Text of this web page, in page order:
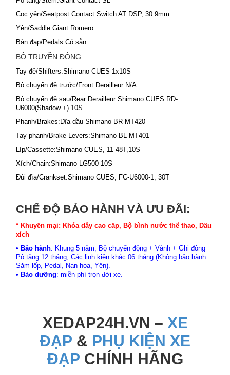
Cọc yên/Seatpost:Contact Switch AT DSP, 30.9mm
Yên/Saddle:Giant Romero
Bàn đạp/Pedals:Có sẵn
BỘ TRUYỀN ĐỘNG
Tay đề/Shifters:Shimano CUES 1x10S
Bộ chuyển đề trước/Front Derailleur:N/A
Bộ chuyển đề sau/Rear Derailleur:Shimano CUES RD-
U6000(Shadow +) 10S
Phanh/Brakes:Đĩa dầu Shimano BR-MT420
Tay phanh/Brake Levers:Shimano BL-MT401
Líp/Cassette:Shimano CUES, 11-48T,10S
Xích/Chain:Shimano LG500 10S
Đùi đĩa/Crankset:Shimano CUES, FC-U6000-1, 30T
CHẾ ĐỘ BẢO HÀNH VÀ ƯU ĐÃI:
* Khuyến mại: Khóa dây cao cấp, Bộ bình nước thể thao, Dầu
xích
• Bảo hành: Khung 5 năm, Bộ chuyển động + Vành + Ghi đông
Pô tăng 12 tháng, Các linh kiện khác 06 tháng (Không bảo hành
Săm lốp, Pedal, Nan hoa, Yên).
• Bảo dưỡng: miễn phí trọn đời xe.
XEDAP24H.VN – XE
ĐẠP & PHỤ KIỆN XE
ĐẠP CHÍNH HÃNG